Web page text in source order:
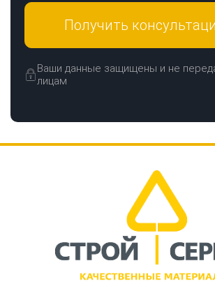
Получить
Ваши данные защищены и не
лицам